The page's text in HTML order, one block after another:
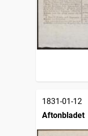
1831-01-12
Aftonbladet